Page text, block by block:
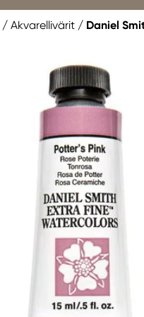
Akvarellivärit Daniel